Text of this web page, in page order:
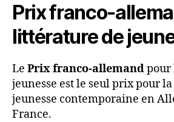
Prix franco-
littérature de
Le Prix franco-allemandpour
jeunesse est le seul prix pour
jeunesse contemporaine en
France.